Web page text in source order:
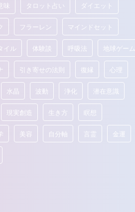
味 タロット占い ダイエット
フラーレン マインドセット
イル 体験談 呼吸法 地球ゲーム
引き寄せの法則 復縁 心理
水晶 波動 浄化 潜在意識
現実創造 生き方 瞑想
美容 自分軸 言霊 金運